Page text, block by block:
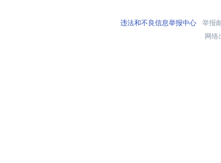
违法和不良信息举报中心举报
网